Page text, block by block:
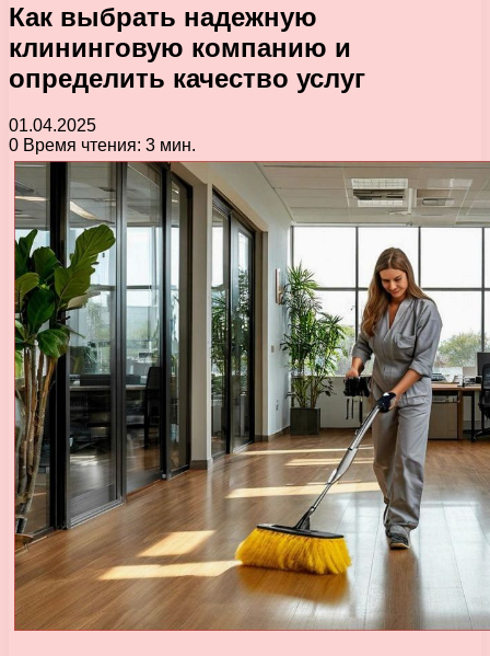
Как выбрать надежную
клининговую компанию и
определить качество услуг
01.04.2025
0 Время чтения: 3 мин.